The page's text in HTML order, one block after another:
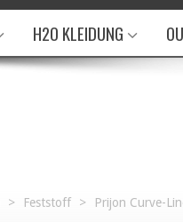
H2O KLEIDUNG
> Feststoff > Prijon Curve-